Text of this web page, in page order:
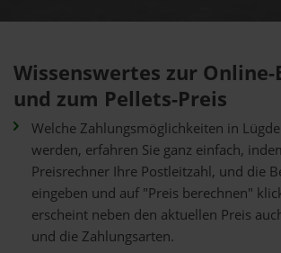
Wissenswertes zur
und zum Pellets-Preis
Welche Zahlungsmöglichkeiten in
werden, erfahren Sie ganz einfach,
Preisrechner Ihre Postleitzahl, und die
eingeben und auf "Preis berechnen"
erscheint neben den aktuellen Preis
und die Zahlungsarten.